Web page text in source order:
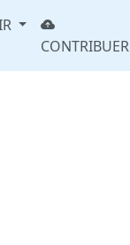
CONTRIBUER